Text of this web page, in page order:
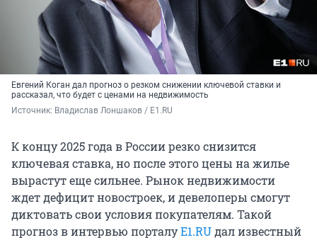
Евгений Коган дал прогноз о резком снижении ключевой ставки и
рассказал, что будет с ценами на недвижимость
Источник: Владислав Лоншаков / E1.RU
К концу 2025 года в России резко снизится
ключевая ставка, но после этого цены на жилье
вырастут еще сильнее. Рынок недвижимости
ждет дефицит новостроек, и девелоперы смогут
диктовать свои условия покупателям. Такой
прогноз в интервью порталуE1.RUдал известный